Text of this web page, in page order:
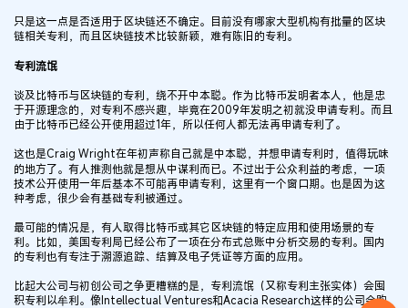
只是这一点是否适用于区块链还不确定。目前没有哪家大型机构有批量的区块
链相关专利，而且区块链技术比较新颖，难有陈旧的专利。
专利流氓
谈及比特币与区块链的专利，绕不开中本聪。作为比特币发明者本人，他是忠
于开源理念的，对专利不感兴趣，毕竟在2009年发明之初就没申请专利。而且
由于比特币已经公开使用超过1年，所以任何人都无法再申请专利了。
这也是Craig Wright在年初声称自己就是中本聪，并想申请专利时，值得玩味
的地方了。有人推测他就是想从中谋利而已。不过出于公众利益的考虑，一项
技术公开使用一年后基本不可能再申请专利，这里有一个窗口期。也是因为这
种考虑，很少会有基础专利被通过。
最可能的情况是，有人取得比特币或其它区块链的特定应用和使用场景的专
利。比如，美国专利局已经公布了一项在分布式总账中分析交易的专利。国内
的专利也有专注于溯源追踪、结算及电子凭证等方面的应用。
比起大公司与初创公司之争更糟糕的是，专利流氓（又称专利主张实体）会囤
积专利以牟利。像Intellectual Ventures和Acacia Research这样的公司会购